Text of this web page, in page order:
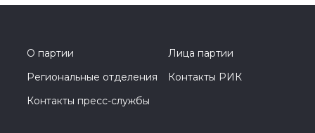
О партии
Лица партии
Региональные отделения
Контакты РИК
Контакты пресс-службы